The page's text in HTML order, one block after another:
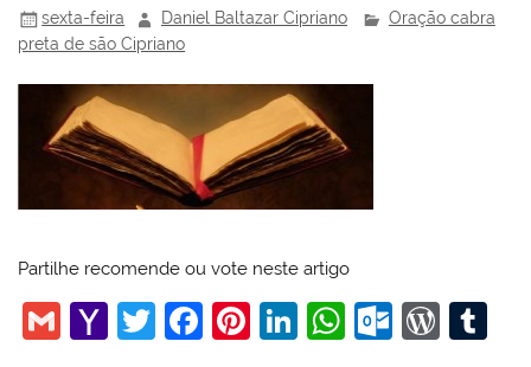
sexta-feira Daniel Baltazar Cipriano
Oração cabra
preta de são Cipriano
Partilhe recomende ou vote neste artigo
G
Y
T
F
Pi Li W O
W